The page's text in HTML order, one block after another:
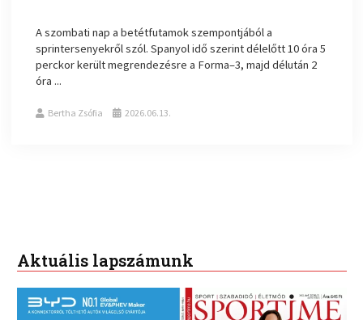
A szombati nap a betétfutamok szempontjából a
sprintersenyekről szól. Spanyol idő szerint délelőtt 10 óra 5
perckor került megrendezésre a Forma–3, majd délután 2
óra ...
Bertha Zsófia 2026.06.13.
Aktuális lapszámunk